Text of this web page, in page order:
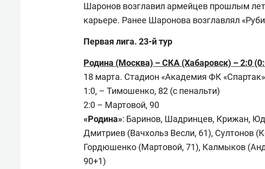
Шаронов возглавил армейцев прошлым
карьере. Ранее Шаронова возглавлял
Первая лига. 23-й тур
Родина (Москва) – СКА (Хабаровск) – 2:0
18 марта. Стадион «Академия ФК
1:0, – Тимошенко, 82 (с пенальти)
2:0 – Мартовой, 90
«Родина»: Баринов, Шадринцев, Крижан,
Дмитриев (Вачхольз Весли, 61), Султонов
Гордюшенко (Мартовой, 71), Калмыков
90+1)